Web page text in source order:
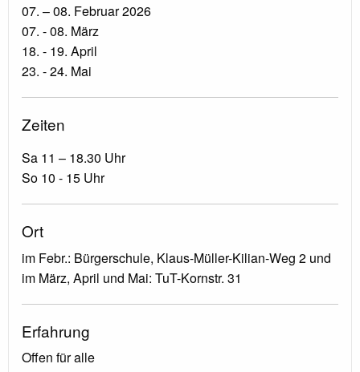
07. – 08. Februar 2026
07. - 08. März
18. - 19. April
23. - 24. Mai
Zeiten
Sa 11 – 18.30 Uhr
So 10 - 15 Uhr
Ort
im Febr.: Bürgerschule, Klaus-Müller-Kilian-Weg 2 und
im März, April und Mai: TuT-Kornstr. 31
Erfahrung
Offen für alle